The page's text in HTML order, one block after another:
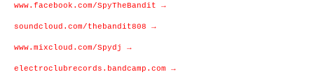
www.facebook.com/SpyTheBandit →
soundcloud.com/thebandit808 →
www.mixcloud.com/Spydj →
electroclubrecords.bandcamp.com →